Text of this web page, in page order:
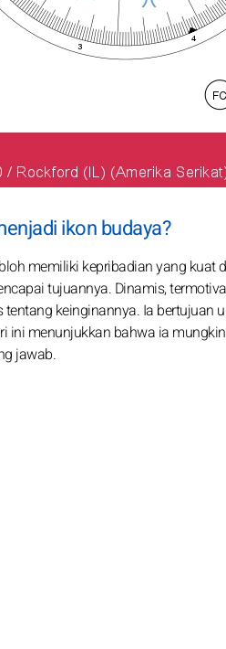
ikon budaya?
memiliki kepribadian yang
tujuannya. Dinamis,
keinginannya. Ia
ini menunjukkan bahwa ia
jawab.